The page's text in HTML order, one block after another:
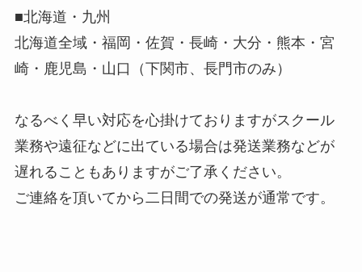
■北海道・九州
北海道全域・福岡・佐賀・長崎・大分・熊本・宮
崎・鹿児島・山口（下関市、長門市のみ）
なるべく早い対応を心掛けておりますがスクール
業務や遠征などに出ている場合は発送業務などが
遅れることもありますがご了承ください。
ご連絡を頂いてから二日間での発送が通常です。